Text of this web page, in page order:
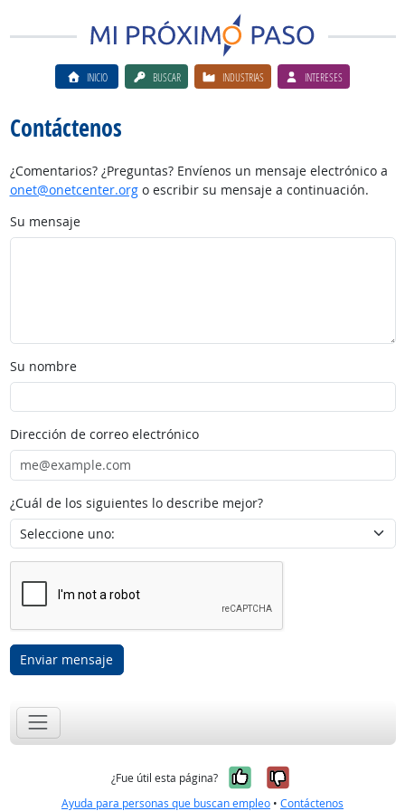
INICIO BUSCAR INDUSTRIAS INTERESES
Contáctenos
¿Comentarios? ¿Preguntas? Envíenos un mensaje electrónico a
onet@onetcenter.orgo escribir su mensaje a continuación.
Su mensaje
Su nombre
Dirección de correo electrónico
¿Cuál de los siguientes lo describe mejor?
Enviar mensaje
¿Fue útil esta página? Sí, fue útil
No, no fue
Ayuda para personas que buscan empleo • Contáctenos